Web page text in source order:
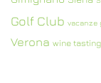
Golf Club vacanze
Verona wine tasting